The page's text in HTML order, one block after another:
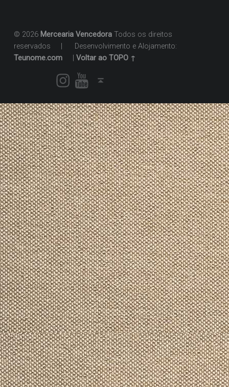
© 2026 Mercearia VencedoraTodos os direitos
reservados
Desenvolvimento e Alojamento:
Teunome.com
Voltar ao TOPO ↑
InstagramYoutube